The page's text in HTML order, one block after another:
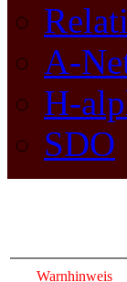
A-
H-
SDO
Warnhinweis